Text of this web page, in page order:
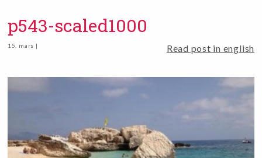
p543-scaled1000
15. mars | Read post in english